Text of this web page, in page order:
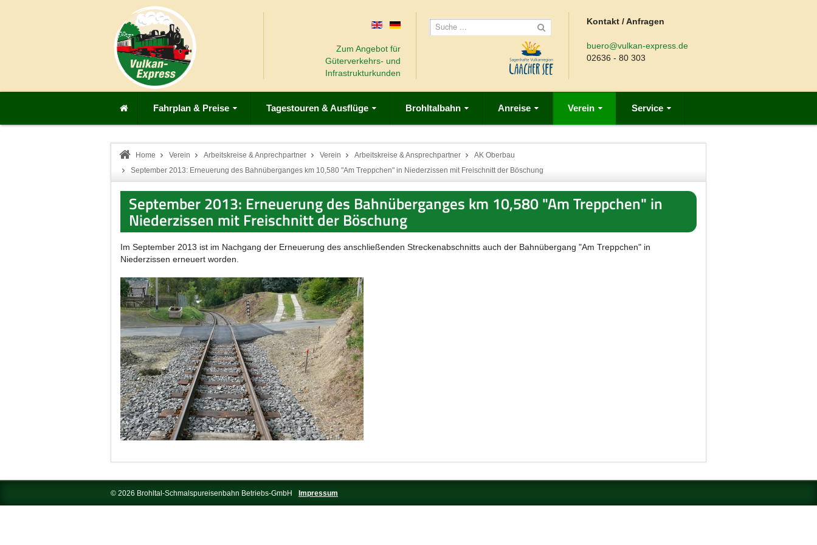
Zum Angebot für
Güterverkehrs- und
Infrastrukturkunden
Kontakt / Anfragen
buero@vulkan-express.de
02636 - 80 303
Fahrplan & Preise Tagestouren & Ausflüge Brohltalbahn Anreise Verein Service
Home Verein Arbeitskreise & Anprechpartner Verein Arbeitskreise & Ansprechpartner
AK Oberbau
September 2013: Erneuerung des Bahnüberganges km 10,580 "Am Treppchen" in Niederzissen mit Freischnitt der Böschung
September 2013: Erneuerung des Bahnüberganges km 10,580 "Am Treppchen" in
Niederzissen mit Freischnitt der Böschung
Im September 2013 ist im Nachgang der Erneuerung des anschließenden Streckenabschnitts auch der Bahnübergang "Am Treppchen" in
Niederzissen erneuert worden.
© 2026 Brohltal-Schmalspureisenbahn Betriebs-GmbH Impressum